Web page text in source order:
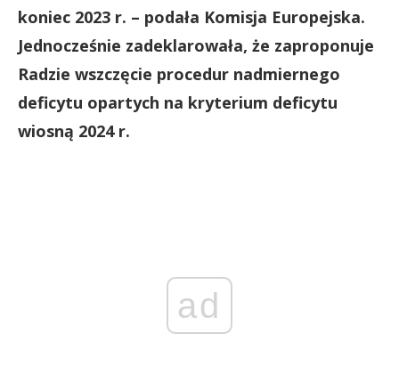
koniec 2023 r. – podała Komisja Europejska.
Jednocześnie zadeklarowała, że zaproponuje
Radzie wszczęcie procedur nadmiernego
deficytu opartych na kryterium deficytu
wiosną 2024 r.
ad